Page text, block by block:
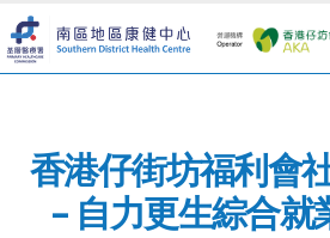
香港仔街坊福利會
– 自力更生綜合就